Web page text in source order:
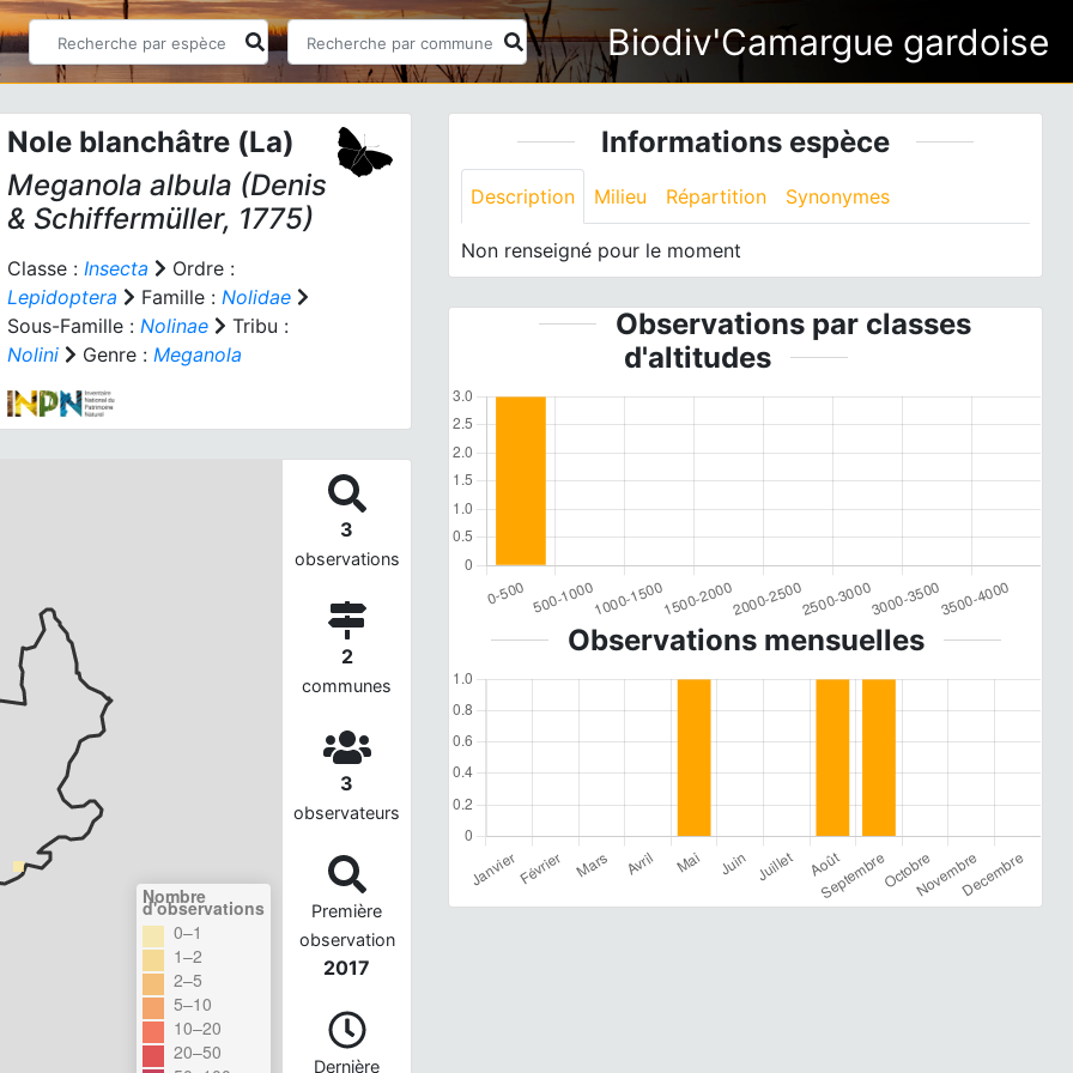
Biodiv'Camargue gardoise
Nole blanchâtre (La)
Meganola albula (Denis
& Schiffermüller, 1775)
Classe : Insecta
Ordre :
Lepidoptera
Famille : Nolidae
Sous-Famille : Nolinae
Tribu :
Nolini
Genre : Meganola
Nombre
d'observations
0–1
1–2
2–5
5–10
10–20
20–50
3
observations
2
communes
3
observateurs
Première
observation
2017
Dernière
Informations espèce
Description Milieu Répartition Synonymes
Non renseigné pour le moment
Observations par classes
d'altitudes
Observations mensuelles